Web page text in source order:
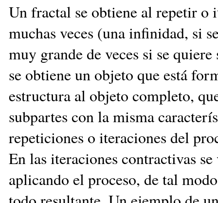
Un fractal se obtiene al repetir
muchas veces (una infinidad, si
muy grande de veces si se
se obtiene un objeto que está
estructura al objeto completo,
subpartes con la misma
repeticiones o iteraciones del
En las iteraciones contractivas
aplicando el proceso, de tal